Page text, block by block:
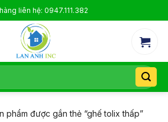
liên hệ: 0947.111.382
phẩm được gắn thẻ “ghế tolix thấp”